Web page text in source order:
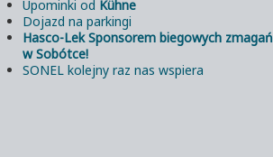
Upominki od Kühne
Dojazd na parkingi
Hasco-Lek Sponsorem biegowych zmagań
w Sobótce!
SONEL kolejny raz nas wspiera